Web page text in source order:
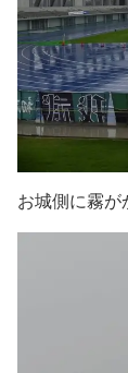
お城側に霧が